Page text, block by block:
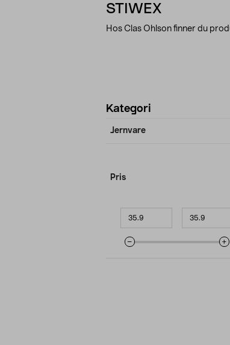
STIWEX
Hos Clas Ohlson finner du
Avgrens
produkter
Kategori
Jernvare
Pris
0.0 av 5 stjerner